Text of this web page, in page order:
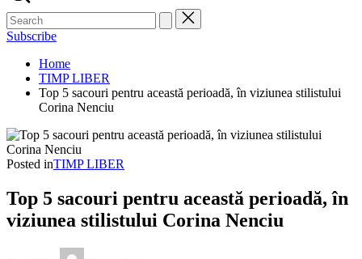
Subscribe
Home
TIMP LIBER
Top 5 sacouri pentru această perioadă, în viziunea stilistului
Corina Nenciu
Posted inTIMP LIBER
Top 5 sacouri pentru această perioadă, în
viziunea stilistului Corina Nenciu